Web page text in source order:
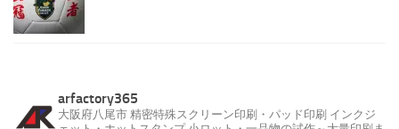
arfactory365
大阪府八尾市 精密特殊スクリーン印刷・パッド印刷 インクジ